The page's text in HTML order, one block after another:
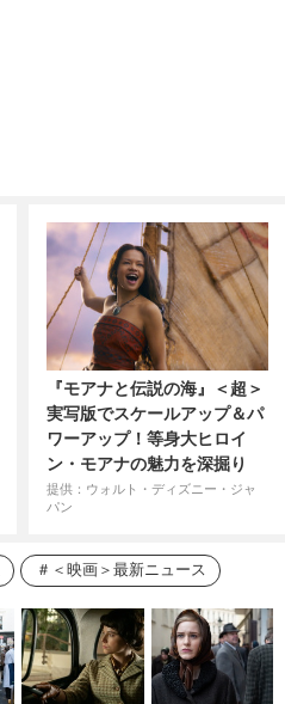
『モアナと伝説の海』＜超＞
実写版でスケールアップ＆パ
ワーアップ！等身大ヒロイ
ン・モアナの魅力を深掘り
提供：ウォルト・ディズニー・ジャ
パン
＜映画＞最新ニュース